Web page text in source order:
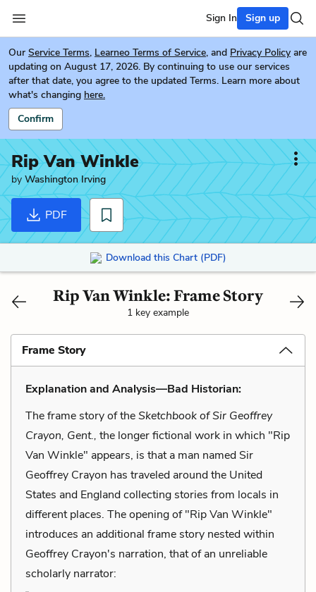
Sign In Sign up
Our Service Terms, Learneo Terms of Service, and Privacy Policy are
updating on August 17, 2026. By continuing to use our services
after that date, you agree to the updated Terms. Learn more about
what's changing here.
Confirm
Rip Van Winkle
by Washington Irving
PDF
Download this Chart (PDF)
Rip Van Winkle: Frame Story
1 key example
Frame Story
Explanation and Analysis—Bad Historian:
The frame story of theSketchbook of Sir Geoffrey
Crayon, Gent., the longer fictional work in which "Rip
Van Winkle" appears, is that a man named Sir
Geoffrey Crayon has traveled around the United
States and England collecting stories from locals in
different places. The opening of "Rip Van Winkle"
introduces an additional frame story nested within
Geoffrey Crayon's narration, that of an unreliable
scholarly narrator: